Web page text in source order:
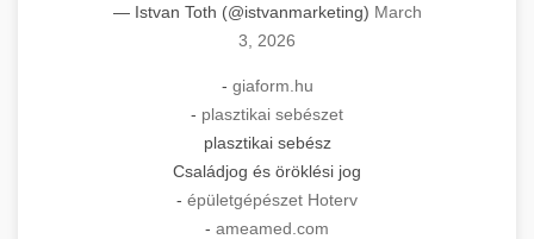
— Istvan Toth (@istvanmarketing) March
3, 2026
- giaform.hu
- plasztikai sebészet
plasztikai sebész
Családjog és öröklési jog
- épületgépészet Hoterv
- ameamed.com